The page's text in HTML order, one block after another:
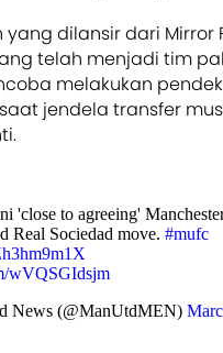
dilansir dari Mirror
telah menjadi tim
melakukan
jendela transfer
'close to agreeing'
Real Sociedad move. #mufc
wVQSGIdsjm
News (@ManUtdMEN)